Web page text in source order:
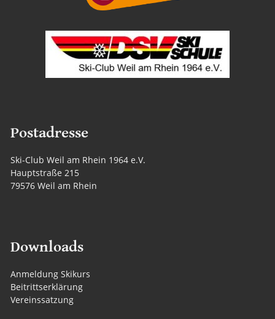
Postadresse
Ski-Club Weil am Rhein 1964 e.V.
Hauptstraße 215
79576 Weil am Rhein
Downloads
Anmeldung Skikurs
Beitrittserklärung
Vereinssatzung